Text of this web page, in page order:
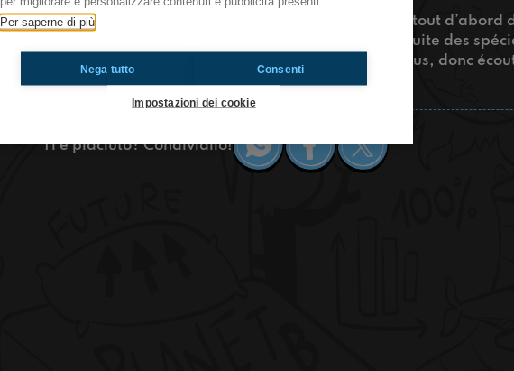
Salut tout le monde! Aujourd’hui on va vous parler tout d’abord
faire absolument à la fin de cette quarantaine, ensuite des
belges et pour finir de quelques mystères non résolus, donc
Ti è piaciuto? Condividilo!
Per saperne di più
Nega tutto Consenti
Impostazioni dei cookie